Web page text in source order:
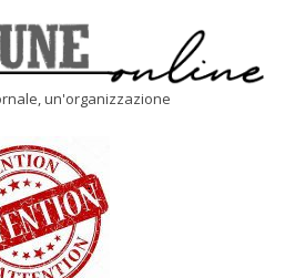
un'organizzazione